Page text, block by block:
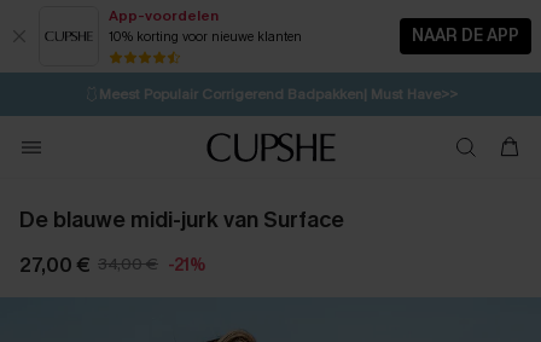
App-voordelen
10% korting voor nieuwe klanten NAAR DE APP
⚡️LAATSTE KANS | Tot 50% korting>>
🩱Meest Populair Corrigerend Badpakken| Must Have>>
💌Abonneer je & ontvang tot 15% korting>>
Koop 3, krijg 15% korting | CODE: SW15
De blauwe midi-jurk van Surface
27,00 € 34,00 € -21%